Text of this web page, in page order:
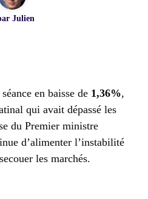
Julien
en baisse de 1,36%,
qui avait dépassé les
du Premier ministre
d’alimenter l’instabilité
les marchés.